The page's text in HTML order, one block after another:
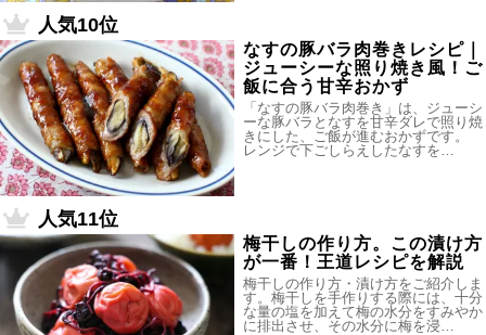
人気10位
なすの豚バラ肉巻きレシピ｜
ジューシーな照り焼き風！ご
飯に合う甘辛おかず
「なすの豚バラ肉巻き」は、ジューシ
ーな豚バラとなすを甘辛ダレで照り焼
きにした、ご飯が進むおかずです。
レンジで下ごしらえしたなすを…
人気11位
梅干しの作り方。この漬け方
が一番！王道レシピを解説
梅干しの作り方・漬け方をご紹介しま
す。梅干しを手作りする際には、十分
な量の塩を加えて梅の水分をすみやか
に排出させ、その水分に梅を浸…